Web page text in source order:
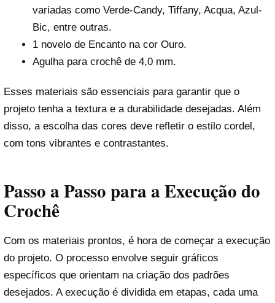
variadas como Verde-Candy, Tiffany, Acqua, Azul-
Bic, entre outras.
1 novelo de Encanto na cor Ouro.
Agulha para crochê de 4,0 mm.
Esses materiais são essenciais para garantir que o
projeto tenha a textura e a durabilidade desejadas. Além
disso, a escolha das cores deve refletir o estilo cordel,
com tons vibrantes e contrastantes.
Passo a Passo para a Execução do
Crochê
Com os materiais prontos, é hora de começar a execução
do projeto. O processo envolve seguir gráficos
específicos que orientam na criação dos padrões
desejados. A execução é dividida em etapas, cada uma